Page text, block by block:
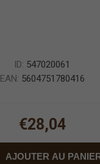
ID: 547020061
EAN: 5604751780416
€28,04
AJOUTER AU